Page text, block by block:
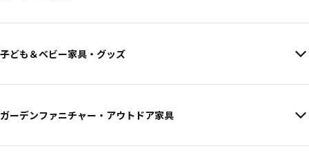
子ども＆ベビー家具・グッズ
ガーデンファニチャー・アウトドア家具